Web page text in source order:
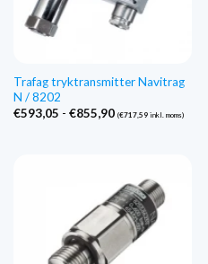
Trafag tryktransmitter Navitrag
N / 8202
€593,05 - €855,90Prisinterval:
(€717,59inkl. moms)